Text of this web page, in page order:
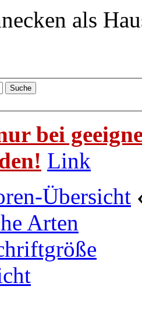
als
bei
Link
Übersicht
Arten